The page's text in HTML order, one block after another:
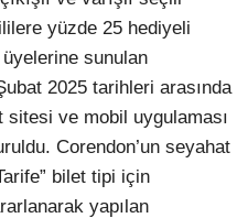
yüzde 25 hediyeli
sunulan
2025 tarihleri arasında
sitesi ve mobil uygulaması
Corendon’un seyahat
bilet tipi için
yapılan